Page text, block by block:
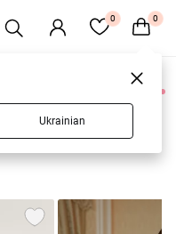
0 0
0 товарів
Ukrainian